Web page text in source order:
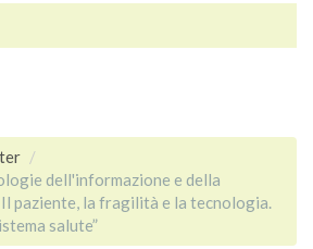
dell'informazione e della
paziente, la fragilità e la tecnologia.
salute”